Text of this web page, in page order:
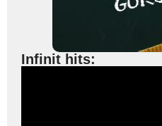
Infinit hits: